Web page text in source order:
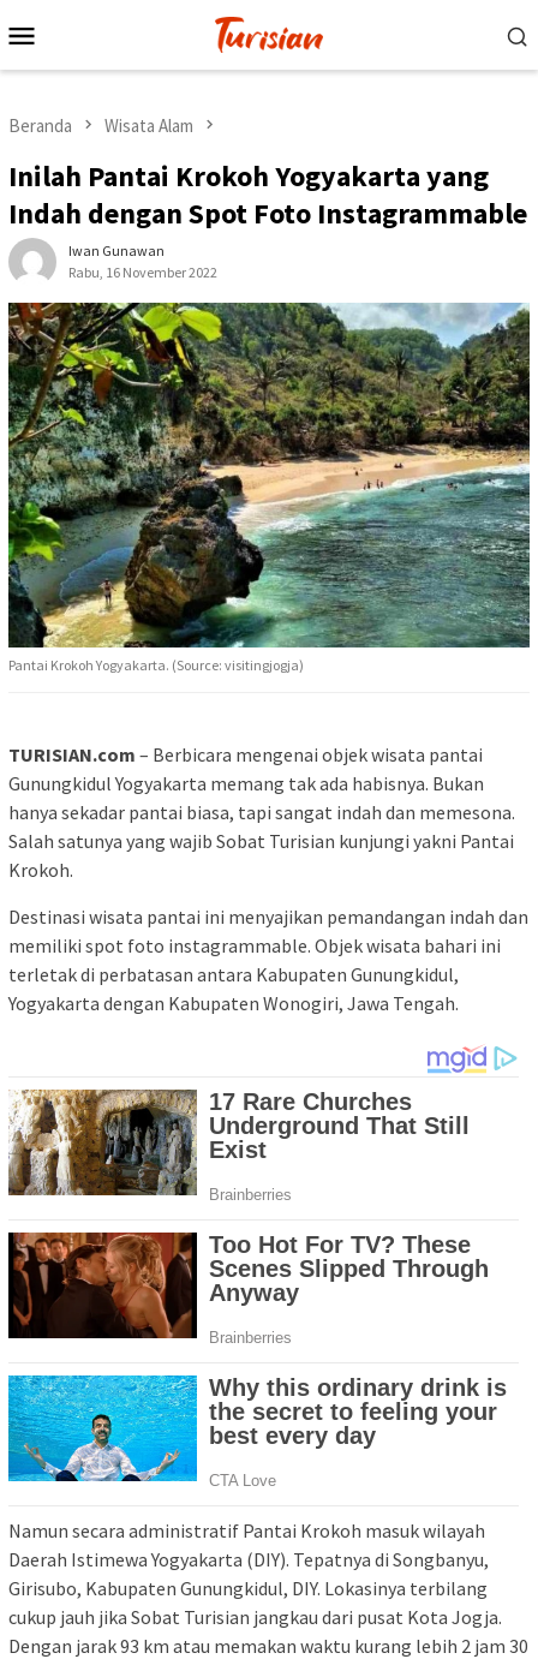
ke
Mobile
Beranda Wisata Alam
Inilah Pantai Krokoh Yogyakarta yang
Indah dengan Spot Foto Instagrammable
Iwan Gunawan
Rabu, 16 November 2022
Pantai Krokoh Yogyakarta. (Source: visitingjogja)
TURISIAN.com – Berbicara mengenai objek wisata pantai
Gunungkidul Yogyakarta memang tak ada habisnya. Bukan
hanya sekadar pantai biasa, tapi sangat indah dan memesona.
Salah satunya yang wajib Sobat Turisian kunjungi yakni Pantai
Krokoh.
Destinasi wisata pantai ini menyajikan pemandangan indah dan
memiliki spot foto instagrammable. Objek wisata bahari ini
terletak di perbatasan antara Kabupaten Gunungkidul,
Yogyakarta dengan Kabupaten Wonogiri, Jawa Tengah.
Namun secara administratif Pantai Krokoh masuk wilayah
Daerah Istimewa Yogyakarta (DIY). Tepatnya di Songbanyu,
Girisubo, Kabupaten Gunungkidul, DIY. Lokasinya terbilang
cukup jauh jika Sobat Turisian jangkau dari pusat Kota Jogja.
Dengan jarak 93 km atau memakan waktu kurang lebih 2 jam 30